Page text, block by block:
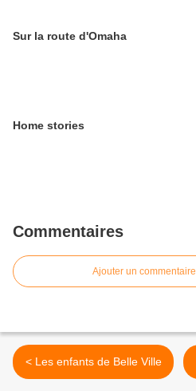
Sur la route d'Omaha
Home stories
Commentaires
Ajouter un commentaire
< Les enfants de Belle Ville